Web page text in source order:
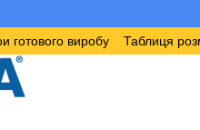
готового виробу Таблиця